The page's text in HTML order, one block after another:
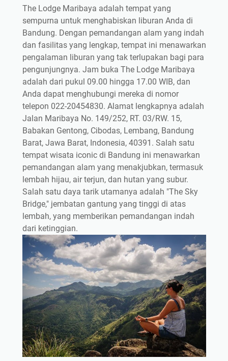
The Lodge Maribaya adalah tempat yang
sempurna untuk menghabiskan liburan Anda di
Bandung. Dengan pemandangan alam yang indah
dan fasilitas yang lengkap, tempat ini menawarkan
pengalaman liburan yang tak terlupakan bagi para
pengunjungnya. Jam buka The Lodge Maribaya
adalah dari pukul 09.00 hingga 17.00 WIB, dan
Anda dapat menghubungi mereka di nomor
telepon 022-20454830. Alamat lengkapnya adalah
Jalan Maribaya No. 149/252, RT. 03/RW. 15,
Babakan Gentong, Cibodas, Lembang, Bandung
Barat, Jawa Barat, Indonesia, 40391. Salah satu
tempat wisata iconic di Bandung ini menawarkan
pemandangan alam yang menakjubkan, termasuk
lembah hijau, air terjun, dan hutan yang subur.
Salah satu daya tarik utamanya adalah "The Sky
Bridge," jembatan gantung yang tinggi di atas
lembah, yang memberikan pemandangan indah
dari ketinggian.